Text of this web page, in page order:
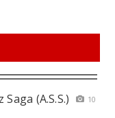
(A.S.S.)
10